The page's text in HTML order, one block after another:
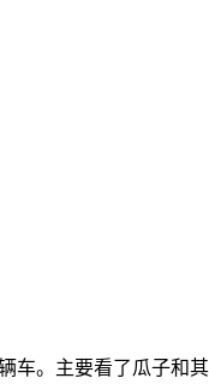
车。主要看了瓜子和